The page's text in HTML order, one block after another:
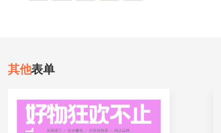
其他表单